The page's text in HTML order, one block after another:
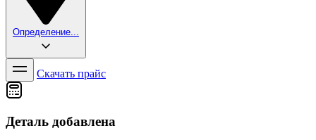
Определение...
Скачать прайс
Деталь добавлена